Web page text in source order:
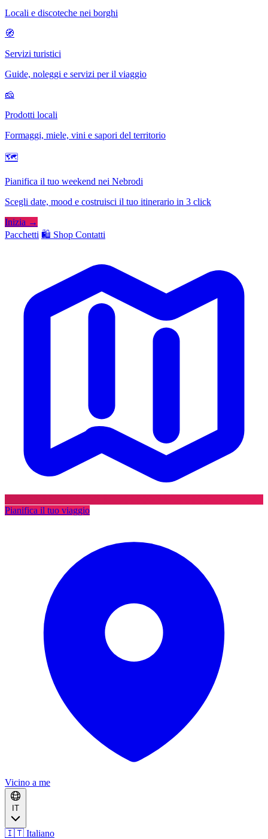
Locali e discoteche nei borghi
🧭
Servizi turistici
Guide, noleggi e servizi per il viaggio
🧀
Prodotti locali
Formaggi, miele, vini e sapori del territorio
🗺
Pianifica il tuo weekend nei Nebrodi
Scegli date, mood e costruisci il tuo itinerario in 3 click
Inizia →
Pacchetti 🛍️ Shop Contatti
Pianifica il tuo viaggio
Vicino a me
IT
🇮🇹 Italiano